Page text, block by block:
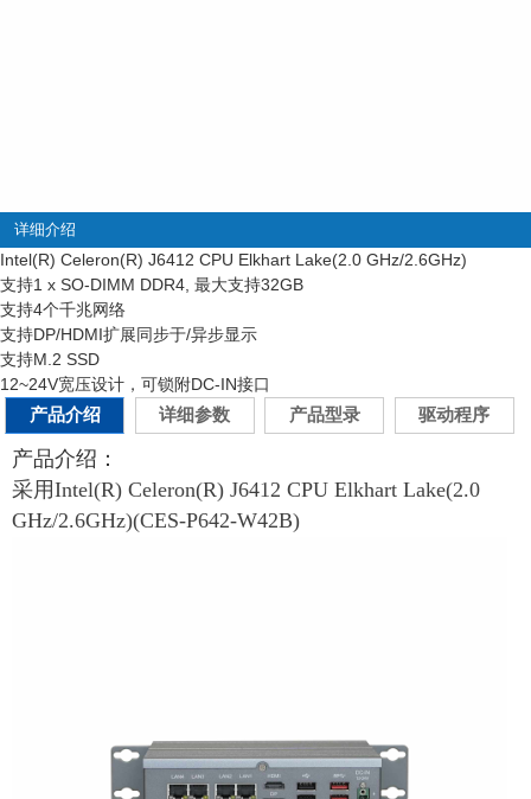
详细介绍
Intel(R) Celeron(R) J6412 CPU Elkhart Lake(2.0 GHz/2.6GHz)
支持1 x SO-DIMM DDR4, 最大支持32GB
支持4个千兆网络
支持DP/HDMI扩展同步于/异步显示
支持M.2 SSD
12~24V宽压设计，可锁附DC-IN接口
产品介绍
详细参数 产品型录 驱动程序
产品介绍：
采用Intel(R) Celeron(R) J6412 CPU Elkhart Lake(2.0
GHz/2.6GHz)(CES-P642-W42B)